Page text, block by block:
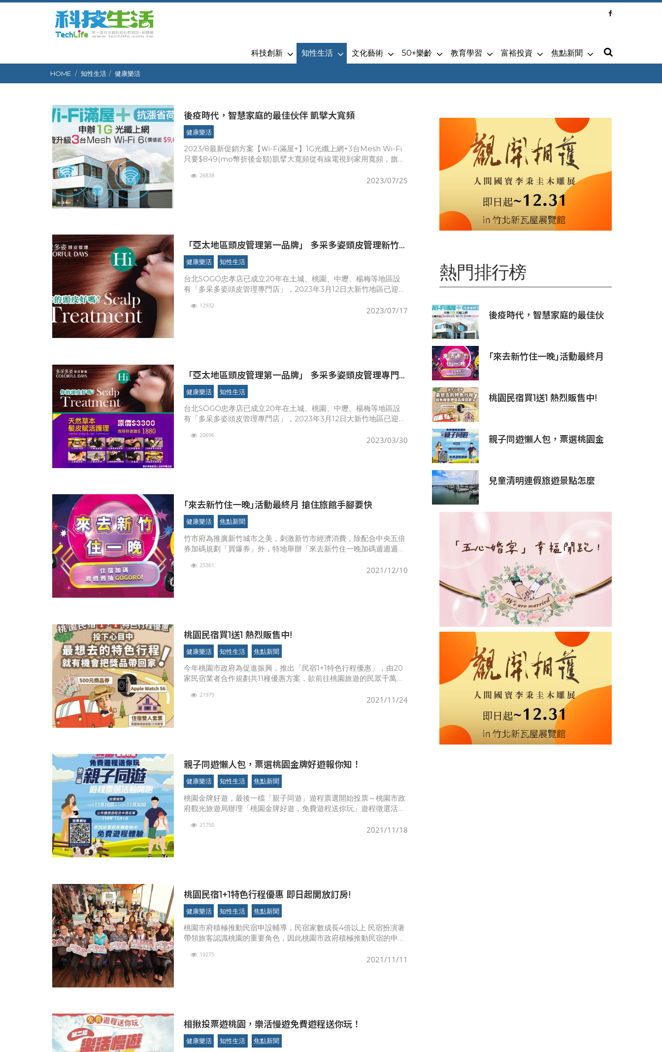
科技創新 知性生活 文化藝術 50+樂齡 教育學習 富裕投資 焦點新聞
HOME 知性生活 健康樂活
後疫時代，智慧家庭的最佳伙伴 凱擘大寬頻
健康樂活
2023/8最新促銷方案【Ｗi-Fi滿屋+】1G光纖上網+3台Mesh Wi-Fi
只要$849(mo幣折後金額)凱擘大寬頻從有線電視到家用寬頻，旗下
2023/07/25
26838
「亞太地區頭皮管理第一品牌」 多采多姿頭皮管理新竹
旗艦店慶開幕
健康樂活 知性生活
台北SOGO忠孝店已成立20年在土城、桃園、中壢、楊梅等地區設
有「多采多姿頭皮管理專門店」，2023年3月12日大新竹地區已迎來
2023/07/17
12932
「亞太地區頭皮管理第一品牌」 多采多姿頭皮管理專門
店
健康樂活 知性生活
台北SOGO忠孝店已成立20年在土城、桃園、中壢、楊梅等地區設
有「多采多姿頭皮管理專門店」，2023年3月12日大新竹地區已迎來
2023/03/30
20696
｢來去新竹住一晚｣活動最終月 搶住旅館手腳要快
健康樂活 焦點新聞
竹市府為推廣新竹城市之美，刺激新竹市經濟消費，除配合中央五倍
券加碼規劃「買爆券」外，特地舉辦「來去新竹住一晚加碼週週週抽
的得獎者莫
2021/12/10
25361
桃園民宿買1送1 熱烈販售中!
健康樂活 知性生活 焦點新聞
今年桃園市政府為促進振興，推出「民宿1+1特色行程優惠」，由20
家民宿業者合作規劃共11種優惠方案，欲前往桃園旅遊的民眾千萬不
最高票者將安
2021/11/24
21979
親子同遊懶人包，票選桃園金牌好遊報你知！
健康樂活 知性生活 焦點新聞
桃園金牌好遊，最後一檔「親子同遊」遊程票選開始投票～桃園市政
府觀光旅遊局辦理「桃園金牌好遊，免費遊程送你玩」遊程徵選活
間為11月16日（星
2021/11/18
21750
桃園民宿1+1特色行程優惠 即日起開放訂房!
健康樂活 知性生活 焦點新聞
桃園市府積極推動民宿申設輔導，民宿家數成長4倍以上 民宿扮演著
帶領旅客認識桃園的重要角色，因此桃園市政府積極推動民宿的申設
街可以申
2021/11/11
19275
相揪投票遊桃園，樂活慢遊免費遊程送你玩！
健康樂活 知性生活 焦點新聞
熱門排行榜
後疫時代，智慧家庭的最佳伙
｢來去新竹住一晚｣活動最終月
桃園民宿買1送1 熱烈販售中!
親子同遊懶人包，票選桃園金
兒童清明連假旅遊景點怎麼